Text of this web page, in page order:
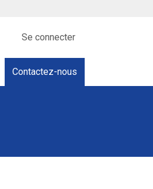
Se connecter
Contactez-nous